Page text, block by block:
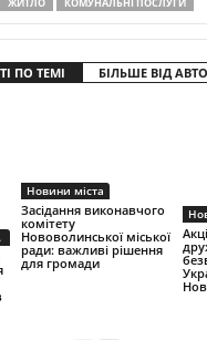
ПО ТЕМІ БІЛЬШЕ ВІД
типу
Новини міста
Засідання виконавчого
комітету
Нововолинської міської
ради: важливі рішення
для громади